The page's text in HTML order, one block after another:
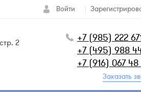
Войти
2
+7 (985) 222
+7 (495) 988
+7 (916) 067 48
Заказать